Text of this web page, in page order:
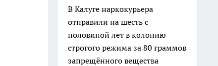
В Калуге наркокурьера
отправили на шесть с
половиной лет в колонию
строгого режима за 80 граммов
запрещённого вещества